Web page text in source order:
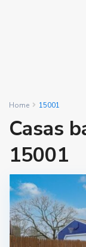
Home 15001
Casas
15001